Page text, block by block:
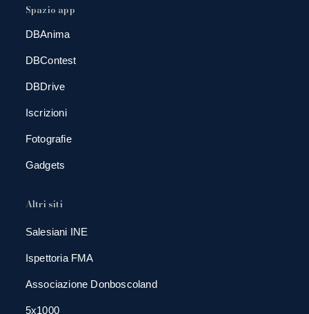
Spazio app
DBAnima
DBContest
DBDrive
Iscrizioni
Fotografie
Gadgets
Altri siti
Salesiani INE
Ispettoria FMA
Associazione Donboscoland
5x1000